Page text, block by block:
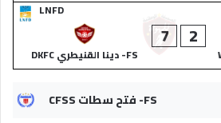
LNFD
2
7
FS- دينا القنيطري DKFC
FS- فتح سطات CFSS